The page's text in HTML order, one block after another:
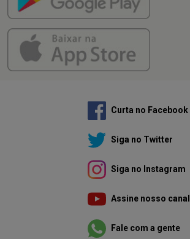
Curta no Facebook
Siga no Twitter
Siga no Instagram
Assine nosso canal
Fale com a gente